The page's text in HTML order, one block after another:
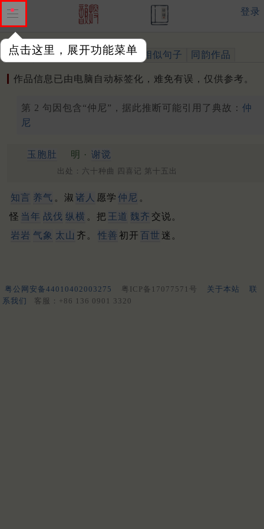
点击这里，展开功能菜单
登录
作品 标注四声 出处、引用 相似句子 同韵作品
作品信息已由电脑自动标签化，难免有误，仅供参考。
第 2 句因包含“仲尼”，据此推断可能引用了典故： 仲
尼
玉胞肚 明 · 谢谠
出处：六十种曲 四喜记 第十五出
知言 养气 。淑 诸人 愿学 仲尼 。
怪 当年 战伐 纵横 。把 王道 魏齐 交说。
岩岩 气象 太山 齐。 性善 初开 百世 迷。
粤公网安备44010402003275 粤ICP备17077571号 关于本站
联
系我们
客服：+86 136 0901 3320